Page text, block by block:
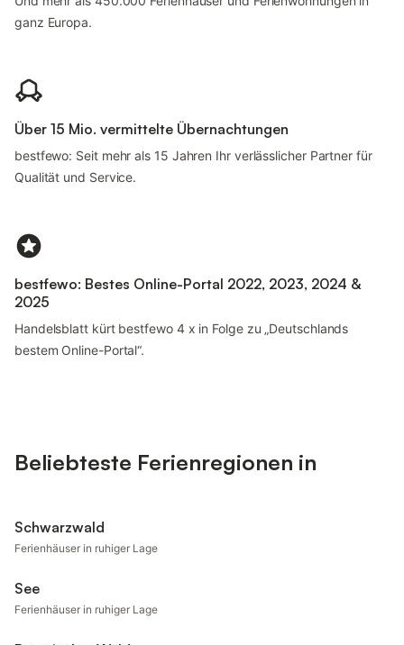
ganz Europa.
Über 15 Mio. vermittelte Übernachtungen
bestfewo: Seit mehr als 15 Jahren Ihr verlässlicher Partner für
Qualität und Service.
bestfewo: Bestes Online-Portal 2022, 2023, 2024 &
2025
Handelsblatt kürt bestfewo 4 x in Folge zu „Deutschlands
bestem Online-Portal“.
Beliebteste Ferienregionen in
Schwarzwald
Ferienhäuser in ruhiger Lage
See
Ferienhäuser in ruhiger Lage